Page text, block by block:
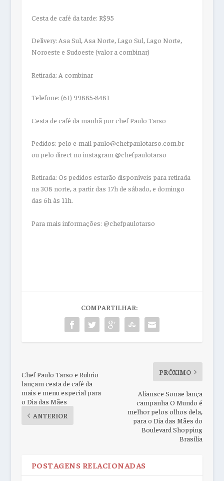
Cesta de café da tarde: R$95
Delivery: Asa Sul, Asa Norte, Lago Sul, Lago Norte,
Noroeste e Sudoeste (valor a combinar)
Retirada: A combinar
Telefone: (61) 99885-8481
Cesta de café da manhã por chef Paulo Tarso
Pedidos: pelo e-mail paulo@chefpaulotarso.com.br
ou pelo direct no instagram @chefpaulotarso
Retirada: Os pedidos estarão disponíveis para retirada
na 308 norte, a partir das 17h de sábado, e domingo
das 6h às 11h.
Para mais informações: @chefpaulotarso
COMPARTILHAR:
Chef Paulo Tarso e Rubrio
lançam cesta de café da
mais e menu especial para
o Dia das Mães
ANTERIOR
PRÓXIMO
Aliansce Sonae lança
campanha O Mundo é
melhor pelos olhos dela,
para o Dia das Mães do
Boulevard Shopping
Brasília
POSTAGENS RELACIONADAS